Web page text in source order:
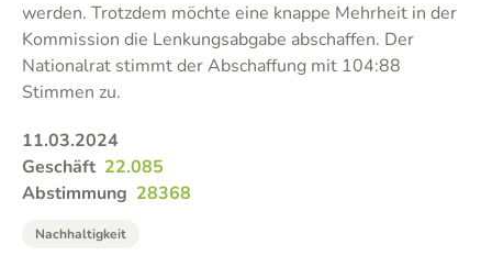
werden. Trotzdem möchte eine knappe Mehrheit in der
Kommission die Lenkungsabgabe abschaffen. Der
Nationalrat stimmt der Abschaffung mit 104:88
Stimmen zu.
11.03.2024
Geschäft 22.085
Abstimmung 28368
Nachhaltigkeit